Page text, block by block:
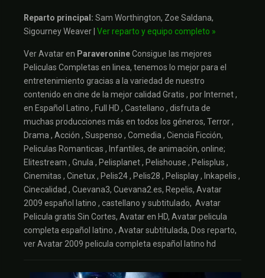
Reparto principal: Sam Worthington, Zoe Saldana,
Sigourney Weaver | Ver reparto y equipo completo »
Ver Avatar en ParaveronineConsigue las mejores
Peliculas Completas en linea, tenemos lo mejor para el
entretenimiento gracias a la variedad de nuestro
contenido en cine de la mejor calidad Gratis , por Internet ,
en Español Latino , Full HD , Castellano , disfruta de
muchas producciones más en todos los géneros, Terror ,
Drama , Acción , Suspenso , Comedia , Ciencia Ficción,
Peliculas Romanticas , Infantiles, de animación, online;
Elitestream , Gnula , Pelisplanet , Pelishouse , Pelisplus ,
Cinemitas , Cinetux , Pelis24 , Pelis28 , Pelisplay , Inkapelis ,
Cinecalidad , Cuevana3, Cuevana2.es, Repelis, Avatar
2009 español latino , castellano y subtitulado, Avatar
Pelicula gratis Sin Cortes, Avatar en HD, Avatar pelicula
completa español latino , Avatar subtitulada, Dos reparto,
ver Avatar 2009 pelicula completa español latino hd